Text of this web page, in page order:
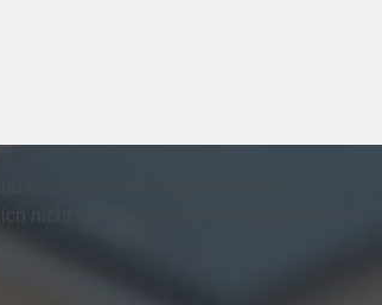
die Nutzererfahrung zu verbessern
nicht mehr alle Funktionalitäten der Seite